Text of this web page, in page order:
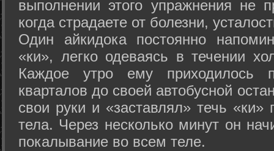
выполнении этого упражнения не
когда страдаете от болезни,
Один айкидока постоянно
«ки», легко одеваясь в течении
Каждое утро ему приходилось
кварталов до своей автобусной
свои руки и «заставлял» течь «ки»
тела. Через несколько минут он
покалывание во всем теле.